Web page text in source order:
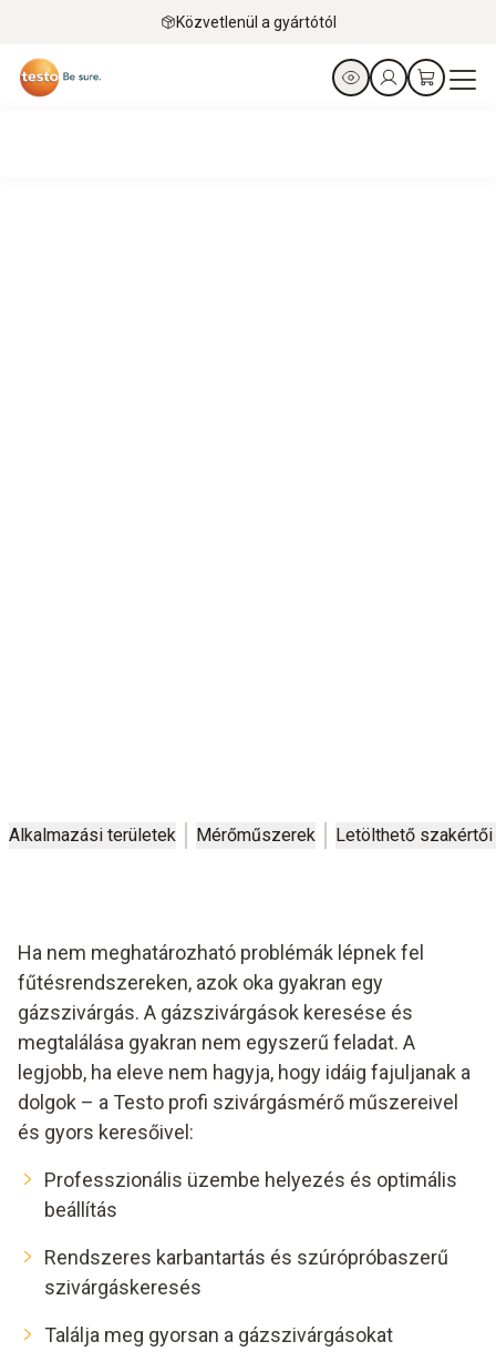
Közvetlenül a gyártótól
Alkalmazási területek Mérőműszerek Letölthető
Ha nem meghatározható problémák lépnek fel
fűtésrendszereken, azok oka gyakran egy
gázszivárgás. A gázszivárgások keresése és
megtalálása gyakran nem egyszerű feladat. A
legjobb, ha eleve nem hagyja, hogy idáig fajuljanak a
dolgok – a Testo profi szivárgásmérő műszereivel
és gyors keresőivel:
Professzionális üzembe helyezés és optimális
beállítás
Rendszeres karbantartás és szúrópróbaszerű
szivárgáskeresés
Találja meg gyorsan a gázszivárgásokat